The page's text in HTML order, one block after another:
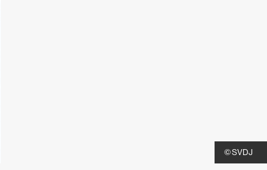
© SVDJ